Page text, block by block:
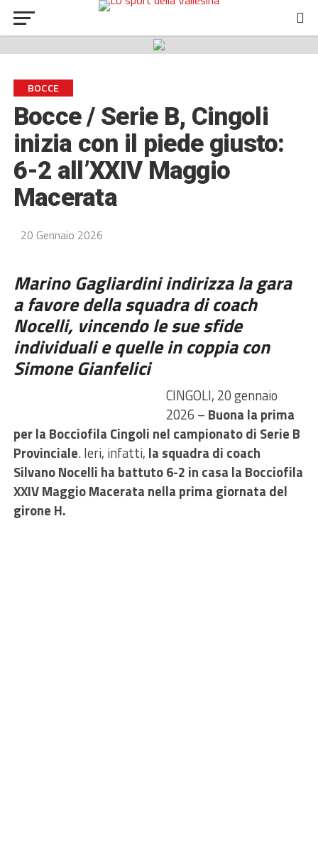
BOCCE
Bocce / Serie B, Cingoli
inizia con il piede giusto:
6-2 all’XXIV Maggio
Macerata
20 Gennaio 2026
Marino Gagliardini indirizza la gara
a favore della squadra di coach
Nocelli, vincendo le sue sfide
individuali e quelle in coppia con
Simone Gianfelici
CINGOLI, 20 gennaio
2026 – Buona la prima
per la Bocciofila Cingoli nel campionato di Serie B
Provinciale. Ieri, infatti, la squadra di coach
Silvano Nocelli ha battuto 6-2 in casa la Bocciofila
XXIV Maggio Macerata nella prima giornata del
girone H.